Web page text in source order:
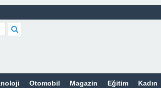
Otomobil Magazin Eğitim Kadın